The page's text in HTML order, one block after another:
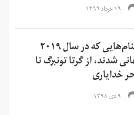
۱۹ خرداد ۱۳۹۹
گمنام‌هایی که در سال ۲۰۱۹
شدند، از گرتا تونبرگ تا
خدایاری
۹ دی ۱۳۹۸